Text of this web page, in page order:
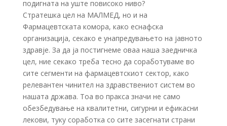
подигната на уште повисоко ниво?
Стратешка цел на МАЛМЕД, но и на
Фармацевтската комора, како еснафска
организација, секако е унапредувањето на јавното
здравје. За да ја постигнеме оваа наша заедничка
цел, ние секако треба тесно да соработуваме во
сите сегменти на фармацевтскиот сектор, како
релевантен чинител на здравствениот систем во
нашата држава. Тоа во пракса значи не само
обезбедување на квалитетни, сигурни и ефикасни
лекови, туку соработка со сите засегнати страни